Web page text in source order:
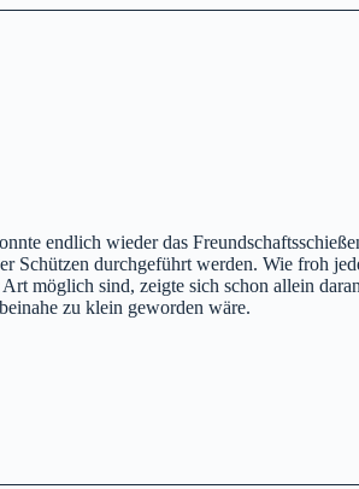
endlich wieder das
Schützen durchgeführt werden. Wie froh
möglich sind, zeigte sich schon allein
zu klein geworden wäre.